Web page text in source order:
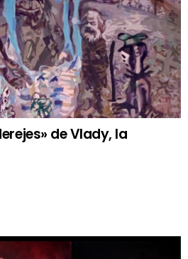
de Vlady, la